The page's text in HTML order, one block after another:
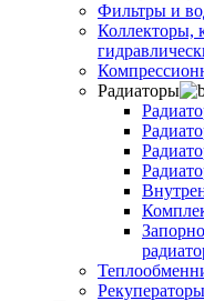
Фильтры и
Коллекторы,
Радиаторы